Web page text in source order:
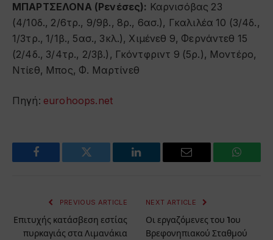
ΜΠΑΡΤΣΕΛΟΝΑ (Ρενέσες): Καρνισόβας 23
(4/10δ., 2/6τρ., 9/9β., 8ρ., 6ασ.), Γκαλιλέα 10 (3/4δ.,
1/3τρ., 1/1β., 5ασ., 3κλ.), Χιμένεθ 9, Φερνάντεθ 15
(2/4δ., 3/4τρ., 2/3β.), Γκόντφριντ 9 (5ρ.), Μοντέρο,
Ντίεθ, Μπος, Φ. Μαρτίνεθ
Πηγή: eurohoops.net
Facebook Twitter LinkedIn Email
PREVIOUS ARTICLE
Επιτυχής κατάσβεση εστίας
πυρκαγιάς στα Λιμανάκια
NEXT ARTICLE
Οι εργαζόμενες του 1ου
Βρεφονηπιακού Σταθμού